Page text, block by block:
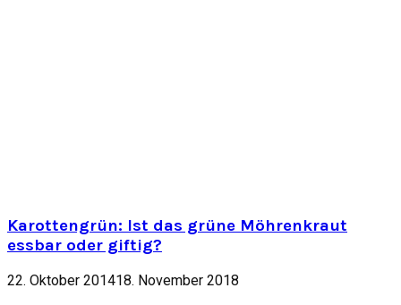
Karottengrün: Ist das grüne Möhrenkraut
essbar oder giftig?
22. Oktober 201418. November 2018